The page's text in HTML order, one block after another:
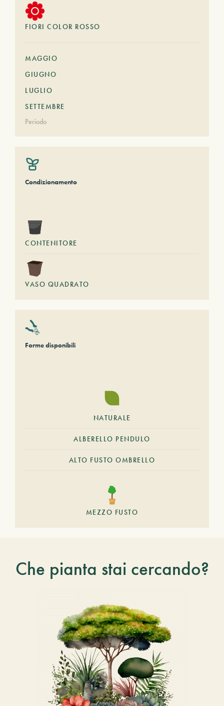
FIORI COLOR ROSSO
MAGGIO
GIUGNO
LUGLIO
SETTEMBRE
Periodo
Condizionamento
CONTENITORE
VASO QUADRATO
Forme disponibili
NATURALE
ALBERELLO PENDULO
ALTO FUSTO OMBRELLO
MEZZO FUSTO
Che pianta stai cercando?